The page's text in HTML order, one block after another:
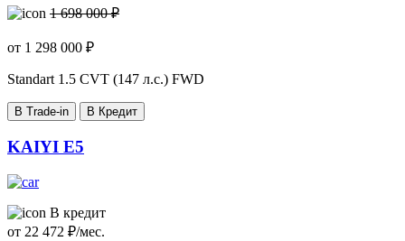
1 698 000 ₽
от 1 298 000 ₽
Standart 1.5 CVT (147 л.с.) FWD
В Trade-in В Кредит
KAIYI E5
В кредит
от 22 472 ₽/мес.